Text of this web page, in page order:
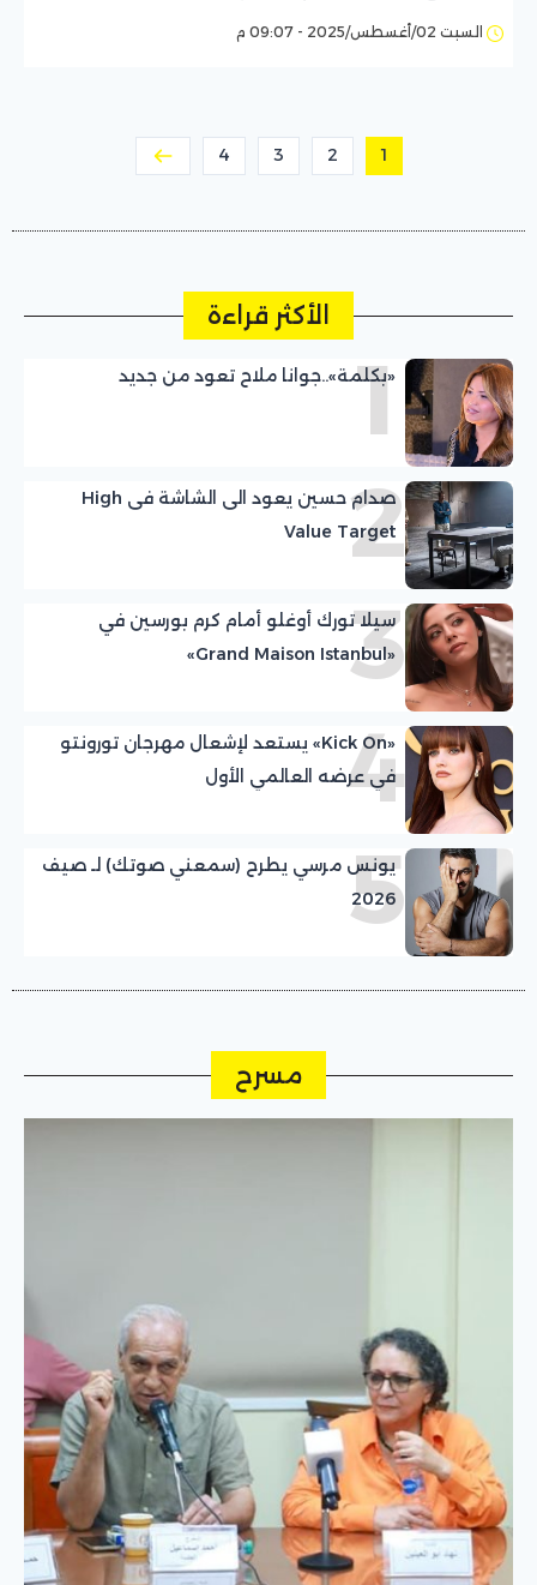
ناعم ومختلف
السبت 02/أغسطس/2025 - 09:07 م
1
2
3
4
الأكثر قراءة
1
«بكلمة»..جوانا ملاح تعود من جديد
2
صدام حسين يعود الى الشاشة فى High
Value Target
3
سيلا تورك أوغلو أمام كرم بورسين في
«Grand Maison Istanbul»
4
«Kick On» يستعد لإشعال مهرجان تورونتو
في عرضه العالمي الأول
5
يونس مرسي يطرح (سمعني صوتك) لـ صيف
2026
مسرح